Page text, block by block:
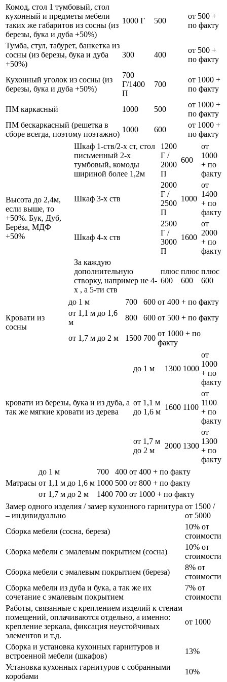
Комод, стол 1 тумбовый, стол
кухонный и предметы мебели
таких же габаритов из сосны (из
березы, бука и дуба +50%)
1000 Г 500
от 500 +
по факту
Тумба, стул, табурет, банкетка из
сосны (из березы, бука и дуба
+50%)
300 400
от 500 +
по факту
Кухонный уголок из сосны (из
березы, бука и дуба +50%)
700
Г/1400
П
700
от 1000 +
по факту
ПМ каркасный 1000 500
от 1000 +
по факту
ПМ бескаркасный (решетка в
сборе всегда, поэтому поэтажно)
1000 600
от 1000 +
по факту
Высота до 2,4м,
если выше, то
+50%. Бук, Дуб,
Берёза, МДФ
+50%
Шкаф 1-ств/2-х ст, стол
письменный 2-х
тумбовый, комоды
шириной более 1,2м
1200
Г /
2000
П
600
от
1000
+ по
факту
Шкаф 3-х ств
2000
Г /
2500
П
1000
от
1400
+ по
факту
Шкаф 4-х ств
2500
Г /
3000
П
1600
от
2000
+ по
факту
За каждую
дополнительную
створку, например не 4-
х , а 5-ти ств
плюс
600
плюс
600
плюс
600
Кровати из
сосны
до 1 м 700 600 от 400 + по факту
от 1,1 м до 1,6
м
800 600 от 500 + по факту
от 1,7 м до 2 м 1500 700
от 1000 + по
факту
кровати из березы, бука и из дуба, а
так же мягкие кровати из дерева
до 1 м 1300 1000
от
1000
+ по
факту
от 1,1 м
до 1,6 м
1600 1100
от
1100
+ по
факту
от 1,7 м
до 2 м
2000 1300
от
1300
+ по
факту
Матрасы
до 1 м 700 400 от 400 + по факту
от 1,1 м до 1,6 м 1000 500 от 800 + по факту
от 1,7 м до 2 м
1400 700 от 1000 + по факту
Замер одного изделия / замер кухонного гарнитура
– индивидуально
от 1500 /
от 5000
Сборка мебели (сосна, береза)
10% от
стоимости
Сборка мебели с эмалевым покрытием (сосна)
10% от
стоимости
Сборка мебели с эмалевым покрытием (береза)
8% от
стоимости
Сборка мебели из дуба и бука, а так же их
сочетание с эмалевым покрытием
7% от
стоимости
Работы, связанные с креплением изделий к стенам
помещений, оплачиваются отдельно, а именно:
крепление зеркала, фиксация неустойчивых
элементов и т.д.
от 1000
Сборка и установка кухонных гарнитуров и
встроенной мебели (шкафов)
13%
Установка кухонных гарнитуров с собранными
коробами
10%